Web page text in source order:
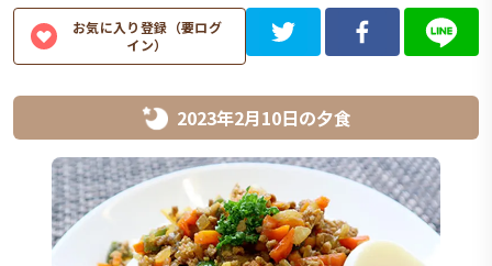
お気に入り登録（要ログ
イン）
2023年2月10日の夕食